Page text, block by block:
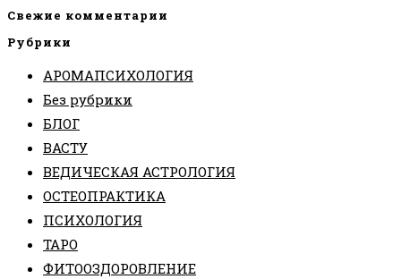
Свежие комментарии
Рубрики
АРОМАПСИХОЛОГИЯ
Без рубрики
БЛОГ
ВАСТУ
ВЕДИЧЕСКАЯ АСТРОЛОГИЯ
ОСТЕОПРАКТИКА
ПСИХОЛОГИЯ
ТАРО
ФИТООЗДОРОВЛЕНИЕ